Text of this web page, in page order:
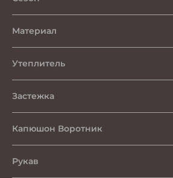
Материал
Утеплитель
Застежка
Капюшон Воротник
Рукав